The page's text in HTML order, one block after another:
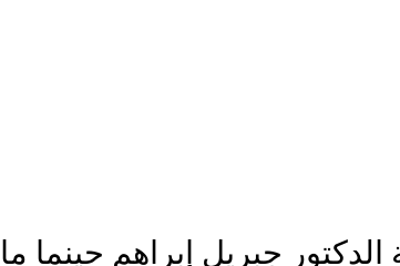
الدكتور جبريل إبراهم